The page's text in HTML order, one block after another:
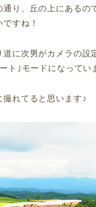
通り、丘の上にあるの
すね！
道に次男がカメラの設
ト｣モードになってい
撮れてると思います♪